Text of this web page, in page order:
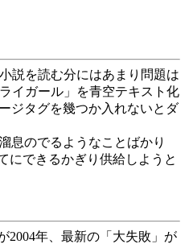
説を読む分にはあまり問題は
イガール」を青空テキスト化
ジタグを幾つか入れないとダ
息のでるようなことばかり
にできるかぎり供給しようと
2004年、最新の「大失敗」が